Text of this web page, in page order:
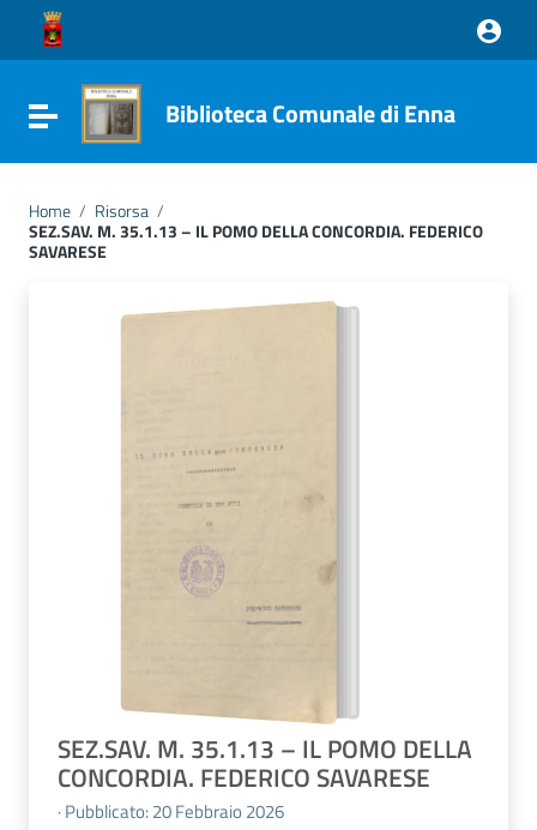
Vai ai contenuti
Vai al menu di navigazione
Vai al footer
Attiva / disattiva la navigazione
Biblioteca Comunale di Enna
Home / Risorsa /
SEZ.SAV. M. 35.1.13 – IL POMO DELLA CONCORDIA. FEDERICO
SAVARESE
SEZ.SAV. M. 35.1.13 – IL POMO DELLA
CONCORDIA. FEDERICO SAVARESE
· Pubblicato: 20 Febbraio 2026